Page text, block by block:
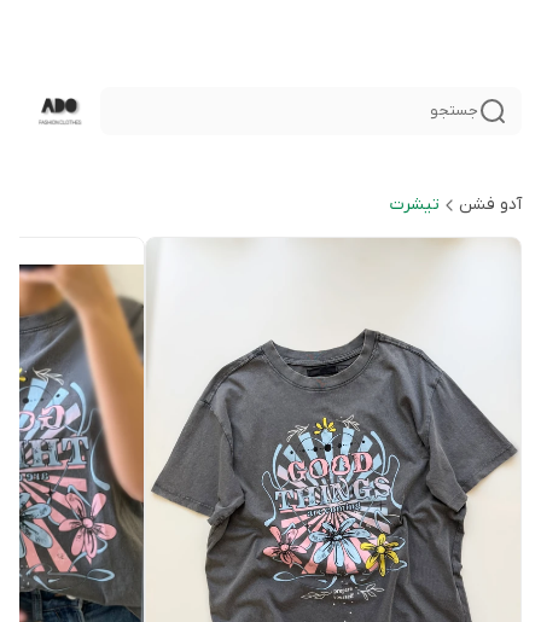
جستجو
آدو فشن تيشرت